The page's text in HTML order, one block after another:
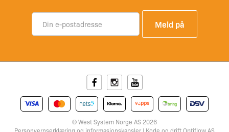
© West System Norge AS 2026
Personvernserklæring og informasjonskapsler | Kode og driftOptiflow AS
FacebookInstagramYoutube